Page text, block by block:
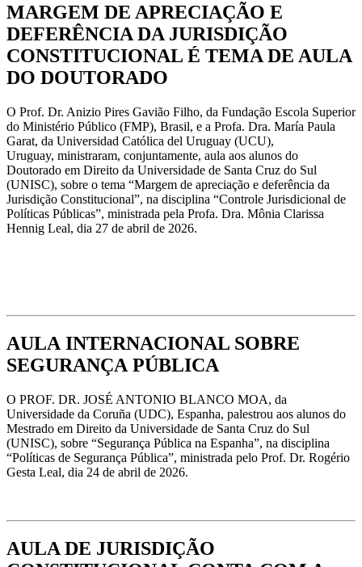
MARGEM DE APRECIAÇÃO E
DEFERÊNCIA DA JURISDIÇÃO
CONSTITUCIONAL É TEMA DE AULA
DO DOUTORADO
O Prof. Dr. Anizio Pires Gavião Filho, da Fundação Escola Superior
do Ministério Público (FMP), Brasil, e a Profa. Dra. María Paula
Garat, da Universidad Católica del Uruguay (UCU),
Uruguay, ministraram, conjuntamente, aula aos alunos do
Doutorado em Direito da Universidade de Santa Cruz do Sul
(UNISC), sobre o tema “Margem de apreciação e deferência da
Jurisdição Constitucional”, na disciplina “Controle Jurisdicional de
Políticas Públicas”, ministrada pela Profa. Dra. Mônia Clarissa
Hennig Leal, dia 27 de abril de 2026.
AULA INTERNACIONAL SOBRE
SEGURANÇA PÚBLICA
O PROF. DR. JOSÉ ANTONIO BLANCO MOA, da
Universidade da Coruña (UDC), Espanha, palestrou aos alunos do
Mestrado em Direito da Universidade de Santa Cruz do Sul
(UNISC), sobre “Segurança Pública na Espanha”, na disciplina
“Políticas de Segurança Pública”, ministrada pelo Prof. Dr. Rogério
Gesta Leal, dia 24 de abril de 2026.
AULA DE JURISDIÇÃO